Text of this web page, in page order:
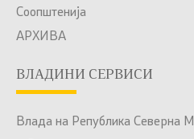
Соопштенија
АРХИВА
ВЛАДИНИ СЕРВИСИ
Влада на Република Северна